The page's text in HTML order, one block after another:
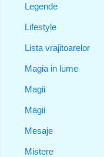
Legende
Lifestyle
Lista vrajitoarelor
Magia in lume
Magii
Magii
Mesaje
Mistere